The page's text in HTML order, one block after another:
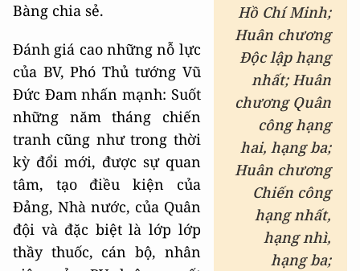
Hồ Chí Minh;
Huân chương
Độc lập hạng
nhất;Huân
chương Quân
công hạng
hai, hạng ba;
Huân chương
Chiến công
hạng nhất,
hạng nhì,
hạng ba;
Bàng chia sẻ.
Đánh giá cao những nỗ lực
của BV, Phó Thủ tướng Vũ
Đức Đam nhấn mạnh: Suốt
những năm tháng chiến
tranh cũng như trong thời
kỳ đổi mới, được sự quan
tâm, tạo điều kiện của
Đảng, Nhà nước, của Quân
đội và đặc biệt là lớp lớp
thầy thuốc, cán bộ, nhân